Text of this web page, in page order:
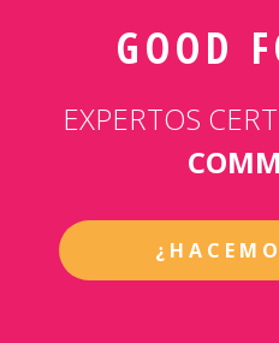
GOOD
EXPERTOS